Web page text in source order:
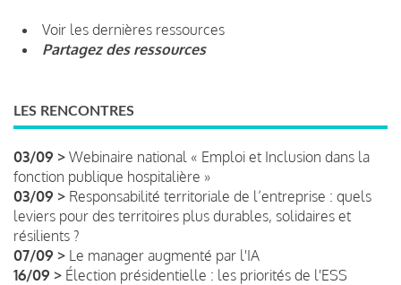
Voir les dernières ressources
Partagez des ressources
LES RENCONTRES
03/09 > Webinaire national « Emploi et Inclusion dans la
fonction publique hospitalière »
03/09 > Responsabilité territoriale de l’entreprise : quels
leviers pour des territoires plus durables, solidaires et
résilients ?
07/09 > Le manager augmenté par l'IA
16/09 > Élection présidentielle : les priorités de l'ESS